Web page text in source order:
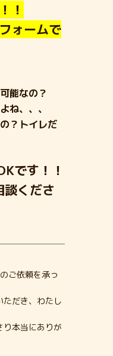
！
ォームで
能なの？
ね、、、
？トイレだ
です！！
談くださ
ご依頼を承っ
ただき、わたし
り本当にありが